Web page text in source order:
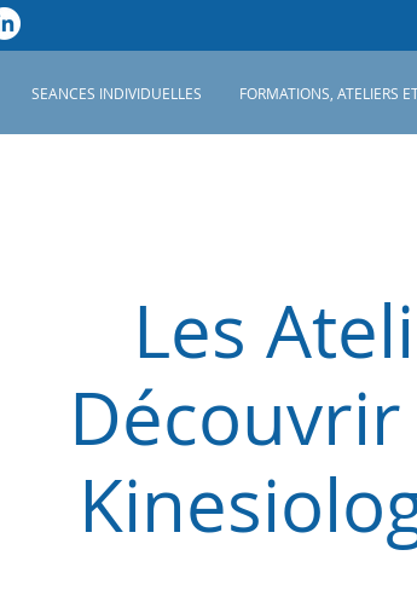
SEANCES INDIVIDUELLES FORMATIONS, ATELIERS
Les